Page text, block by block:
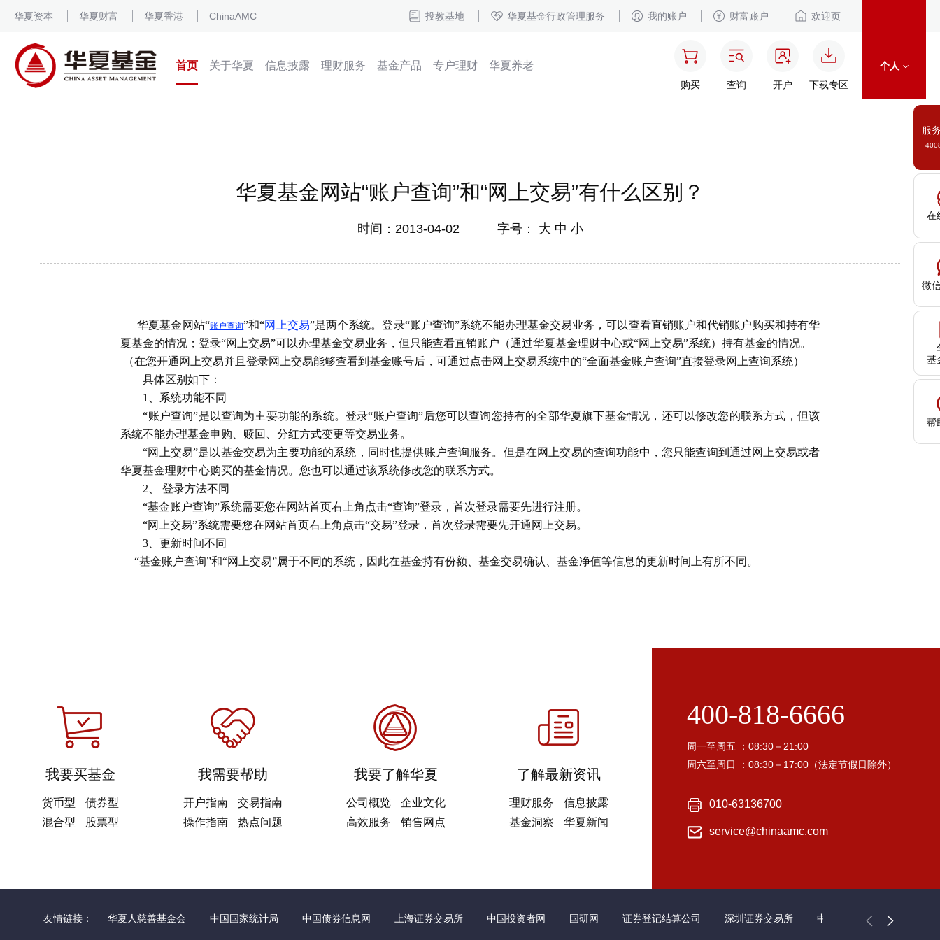
服
在
微
基
帮
华夏资本 华夏财富 华夏香港 ChinaAMC 投教基地 华夏基金行政管理服务 我的账户 财富账户 欢迎页
首页 关于华夏 信息披露 理财服务 基金产品 专户理财 华夏养老
购买 查询 开户 下载专区
个人
华夏基金网站“账户查询”和“网上交易”有什么区别？
时间：2013-04-02 字号： 大 中 小
华夏基金网站“账户查询”和“网上交易”是两个系统。登录“账户查询”系统不能办理基金交易业务，可以查看直销账户和代销账户购买和持有华
夏基金的情况；登录“网上交易”可以办理基金交易业务，但只能查看直销账户（通过华夏基金理财中心或“网上交易”系统）持有基金的情况。
（在您开通网上交易并且登录网上交易能够查看到基金账号后，可通过点击网上交易系统中的“全面基金账户查询”直接登录网上查询系统）
具体区别如下：
1、系统功能不同
“账户查询”是以查询为主要功能的系统。登录“账户查询”后您可以查询您持有的全部华夏旗下基金情况，还可以修改您的联系方式，但该
系统不能办理基金申购、赎回、分红方式变更等交易业务。
“网上交易”是以基金交易为主要功能的系统，同时也提供账户查询服务。但是在网上交易的查询功能中，您只能查询到通过网上交易或者
华夏基金理财中心购买的基金情况。您也可以通过该系统修改您的联系方式。
2、 登录方法不同
“基金账户查询”系统需要您在网站首页右上角点击“查询”登录，首次登录需要先进行注册。
“网上交易”系统需要您在网站首页右上角点击“交易”登录，首次登录需要先开通网上交易。
3、更新时间不同
“基金账户查询”和“网上交易”属于不同的系统，因此在基金持有份额、基金交易确认、基金净值等信息的更新时间上有所不同。
我要买基金
货币型
债券型
混合型
股票型
我需要帮助
开户指南
交易指南
操作指南
热点问题
我要了解华夏
公司概览
企业文化
高效服务
销售网点
了解最新资讯
理财服务
信息披露
基金洞察
华夏新闻
400-818-6666
周一至周五 ：08:30－21:00
周六至周日 ：08:30－17:00（法定节假日除外）
010-63136700
service@chinaamc.com
友情链接： 华夏人慈善基金会 中国国家统计局 中国债券信息网 上海证券交易所 中国投资者网 国研网 证券登记结算公司 深圳证券交易所 中国证券业协会